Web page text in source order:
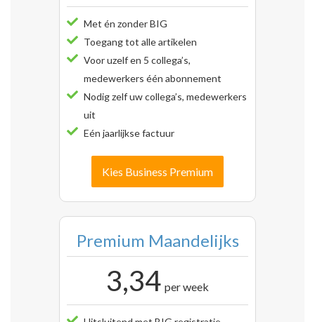
Met én zonder BIG
Toegang tot alle artikelen
Voor uzelf en 5 collega’s,
medewerkers één abonnement
Nodig zelf uw collega’s, medewerkers
uit
Eén jaarlijkse factuur
Kies Business Premium
Premium Maandelijks
3,34 per week